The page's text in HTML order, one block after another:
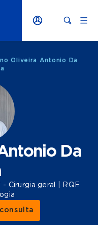
Oliveira Antonio Da
Da
Cirurgia geral | RQE